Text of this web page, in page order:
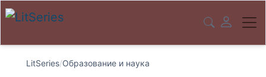
LitSeries/Образование и наука